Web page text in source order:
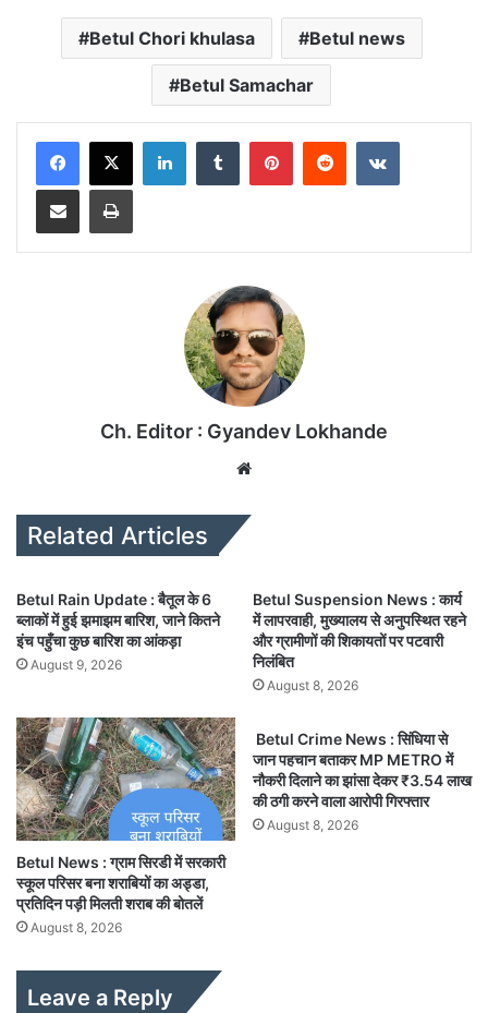
Betul Chori khulasa Betul news
Betul Samachar
Ch. Editor : Gyandev Lokhande
Related Articles
Betul Rain Update : बैतूल के 6
ब्लाकों में हुई झमाझम बारिश, जाने कितने
इंच पहुँचा कुछ बारिश का आंकड़ा
August 9, 2026
Betul Suspension News : कार्य
में लापरवाही, मुख्यालय से अनुपस्थित रहने
और ग्रामीणों की शिकायतों पर पटवारी
निलंबित
August 8, 2026
Betul News : ग्राम सिरडी में सरकारी
स्कूल परिसर बना शराबियों का अड्डा,
प्रतिदिन पड़ी मिलती शराब की बोतलें
August 8, 2026
Betul Crime News : सिंधिया से
जान पहचान बताकर MP METRO में
नौकरी दिलाने का झांसा देकर ₹3.54 लाख
की ठगी करने वाला आरोपी गिरफ्तार
August 8, 2026
Leave a Reply